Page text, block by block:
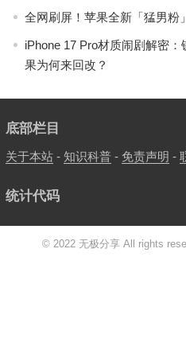
全网刷屏！苹果全新「猛男粉
iPhone 17 Pro材质闹剧解密
果为何来回改？
底部栏目
关于本站- 知识科普- 免责声明 -
统计代码
© 2022 无极分享 All rights